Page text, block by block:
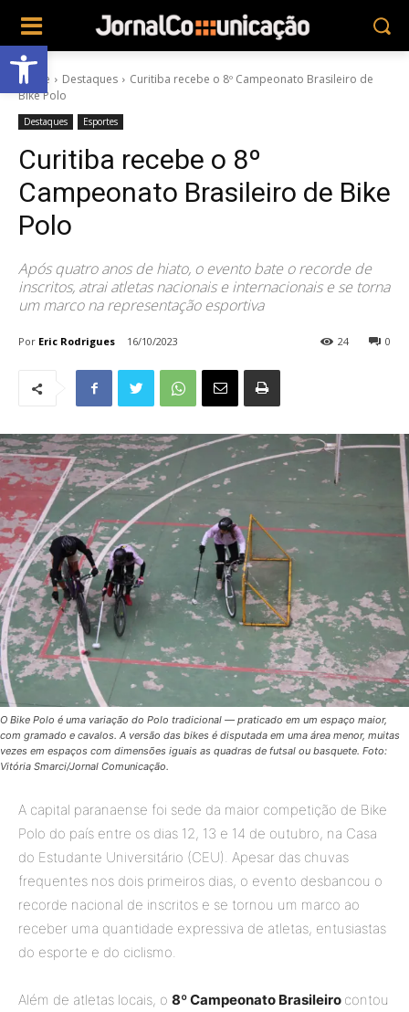
Abrir a barra de ferramentas
Home Destaques
Curitiba recebe o 8º Campeonato Brasileiro de
Bike Polo
Destaques Esportes
Curitiba recebe o 8º
Campeonato Brasileiro de Bike
Polo
Após quatro anos de hiato, o evento bate o recorde de
inscritos, atrai atletas nacionais e internacionais e se torna
um marco na representação esportiva
Por Eric Rodrigues 16/10/2023 0
24
O Bike Polo é uma variação do Polo tradicional — praticado em um espaço maior,
com gramado e cavalos. A versão das bikes é disputada em uma área menor, muitas
vezes em espaços com dimensões iguais as quadras de futsal ou basquete. Foto:
Vitória Smarci/Jornal Comunicação.
A capital paranaense foi sede da maior competição de Bike
Polo do país entre os dias 12, 13 e 14 de outubro, na Casa
do Estudante Universitário (CEU). Apesar das chuvas
frequentes nos dois primeiros dias, o evento desbancou o
recorde nacional de inscritos e se tornou um marco ao
receber uma quantidade expressiva de atletas, entusiastas
do esporte e do ciclismo.
Além de atletas locais, o 8º Campeonato Brasileiro contou